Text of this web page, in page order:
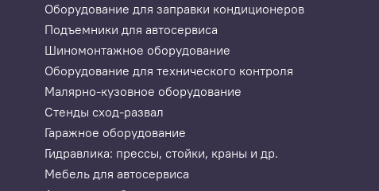
Оборудование для заправки кондиционеров
Подъемники для автосервиса
Шиномонтажное оборудование
Оборудование для технического контроля
Малярно-кузовное оборудование
Стенды сход-развал
Гаражное оборудование
Гидравлика: прессы, стойки, краны и др.
Мебель для автосервиса